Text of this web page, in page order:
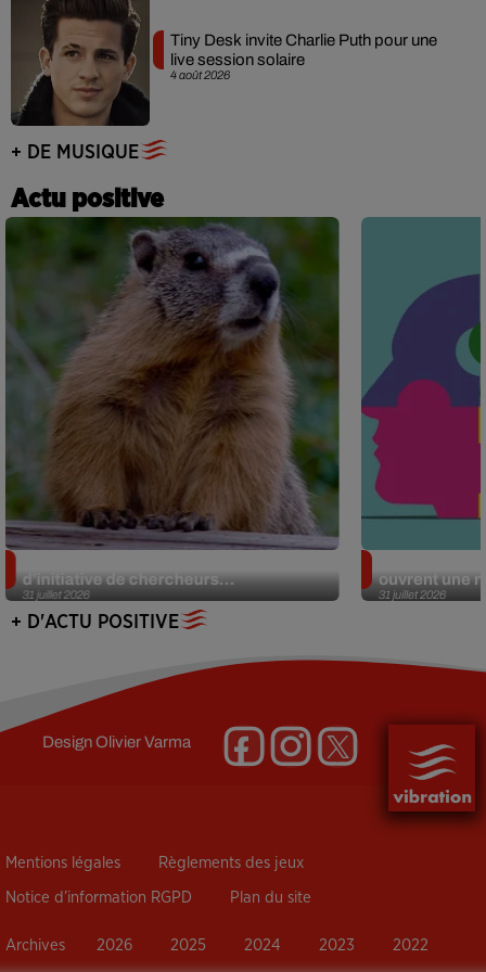
4 août 2026
Tiny Desk invite Charlie Puth pour une
live session solaire
+ DE MUSIQUE
Actu positive
31 juillet 2026
d’initiative de chercheurs...
31 juillet 2026
ouvrent une
+ D'ACTU POSITIVE
DesignOlivier Varma
Mentions légales Règlements des jeux
Notice d’information RGPD Plan du site
Archives 2026 2025 2024 2023 2022